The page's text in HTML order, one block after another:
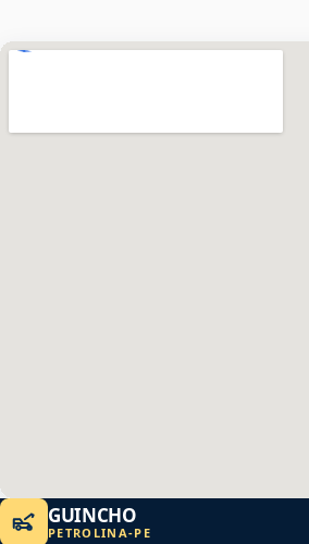
GUINCHO
PETROLINA-PE